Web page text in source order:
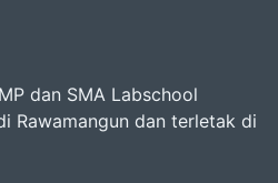
dan SMA Labschool
Rawamangun dan terletak di